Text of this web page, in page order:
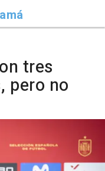
tres
pero no